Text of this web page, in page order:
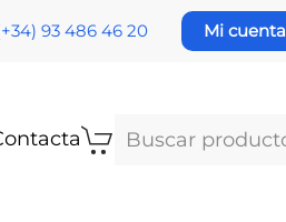
93 486 46 20 Mi cuenta
Buscar